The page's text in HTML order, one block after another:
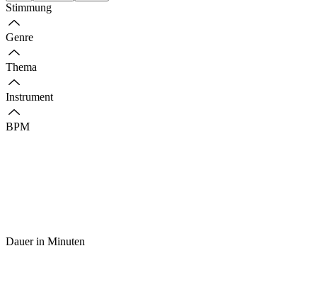
Stimmung
Genre
Thema
Instrument
BPM
Dauer in Minuten